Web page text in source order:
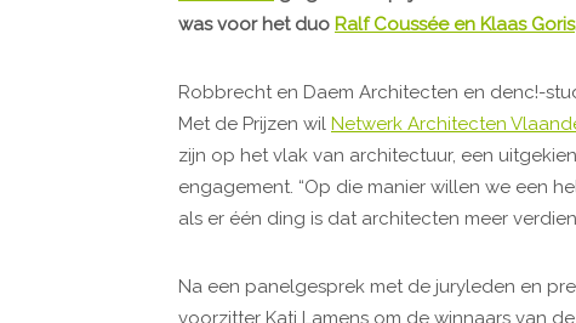
was voor het duo Ralf Coussée en Klaas Goris
Robbrecht en Daem Architecten en denc!-
Met de Prijzen wil Netwerk Architecten
zijn op het vlak van architectuur, een
engagement. “Op die manier willen we een
als er één ding is dat architecten meer
Na een panelgesprek met de juryleden en
voorzitter Kati Lamens om de winnaars van